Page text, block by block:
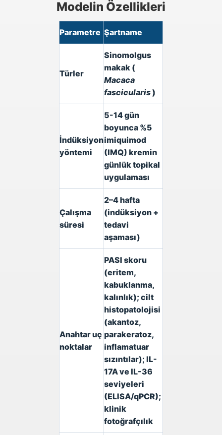
Modelin Özellikleri
Parametre Şartname
Türler
Sinomolgus
makak (
Macaca
fascicularis)
İndüksiyon
yöntemi
5-14 gün
boyunca %5
imiquimod
(IMQ) kremin
günlük topikal
uygulaması
Çalışma
süresi
2–4 hafta
(indüksiyon +
tedavi
aşaması)
Anahtar uç
noktalar
PASI skoru
(eritem,
kabuklanma,
kalınlık); cilt
histopatolojisi
(akantoz,
parakeratoz,
inflamatuar
sızıntılar); IL-
17A ve IL-36
seviyeleri
(ELISA/qPCR);
klinik
fotoğrafçılık